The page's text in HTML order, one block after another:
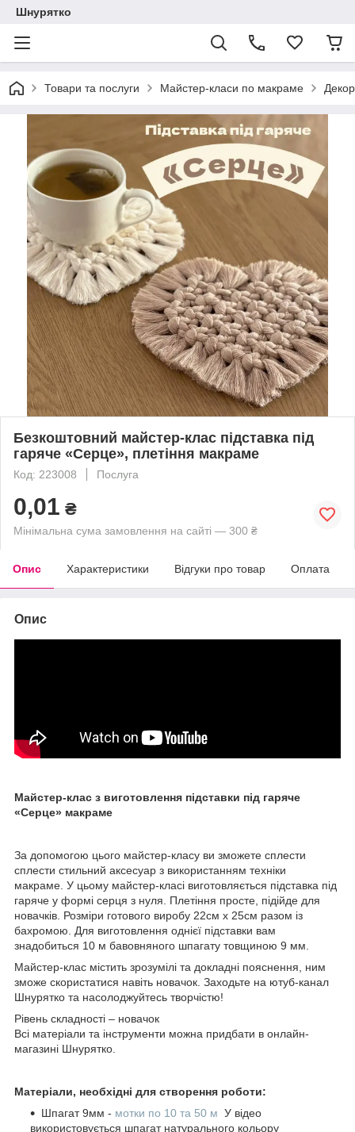
Шнурятко
Товари та послуги Майстер-класи по макраме
Безкоштовний майстер-клас підставка під
гаряче «Серце», плетіння макраме
Код: 223008 Послуга
0,01 ₴
Мінімальна сума замовлення на сайті — 300 ₴
Опис Характеристики Відгуки про товар Оплата
Опис
Майстер-клас з виготовлення підставки під гаряче
«Серце» макраме
За допомогою цього майстер-класу ви зможете сплести
сплести стильний аксесуар з використанням техніки
макраме. У цьому майстер-класі виготовляється підставка під
гаряче у формі серця з нуля. Плетіння просте, підійде для
новачків. Розміри готового виробу 22см х 25см разом із
бахромою. Для виготовлення однієї підставки вам
знадобиться 10 м бавовняного шпагату товщиною 9 мм.
Майстер-клас містить зрозумілі та докладні пояснення, ним
зможе скористатися навіть новачок. Заходьте на ютуб-канал
Шнурятко та насолоджуйтесь творчістю!
Рівень складності – новачок
Всі матеріали та інструменти можна придбати в онлайн-
магазині Шнурятко.
Матеріали, необхідні для створення роботи:
Шпагат 9мм - мотки по 10 та 50 м У відео
використовується шпагат натурального кольору